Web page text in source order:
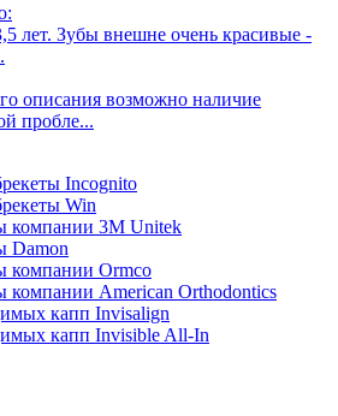
лет. Зубы внешне очень красивые -
описания возможно наличие
пробле...